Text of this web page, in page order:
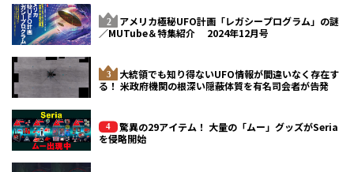
アメリカ極秘UFO計画「レガシープログラム」の謎
／MUTube＆特集紹介 2024年12月号
大統領でも知り得ないUFO情報が間違いなく存在す
る！ 米政府機関の根深い隠蔽体質を有名司会者が告発
驚異の29アイテム！ 大量の「ムー」グッズがSeria
を侵略開始